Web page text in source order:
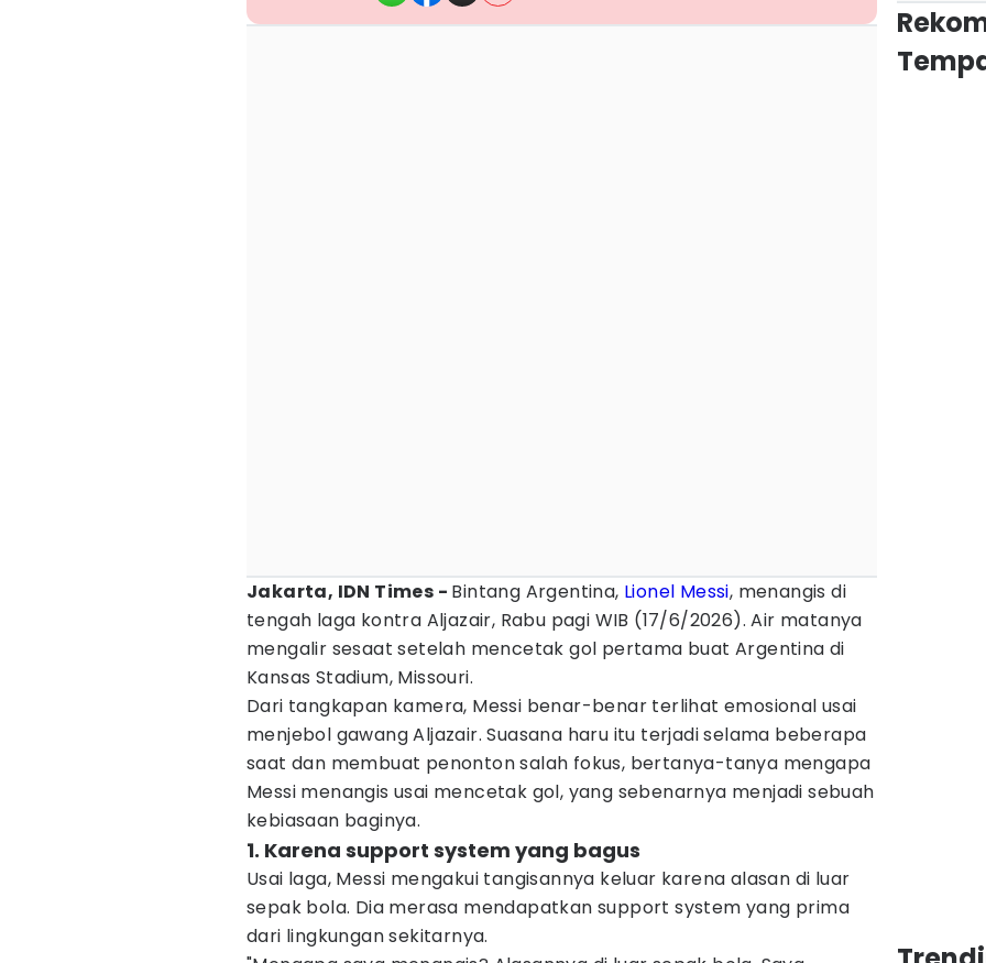
Jakarta, IDN Times - Bintang Argentina, Lionel Messi, menangis di
tengah laga kontra Aljazair, Rabu pagi WIB (17/6/2026). Air matanya
mengalir sesaat setelah mencetak gol pertama buat Argentina di
Kansas Stadium, Missouri.
Dari tangkapan kamera, Messi benar-benar terlihat emosional usai
menjebol gawang Aljazair. Suasana haru itu terjadi selama beberapa
saat dan membuat penonton salah fokus, bertanya-tanya mengapa
Messi menangis usai mencetak gol, yang sebenarnya menjadi sebuah
kebiasaan baginya.
1. Karena support system yang bagus
Usai laga, Messi mengakui tangisannya keluar karena alasan di luar
sepak bola. Dia merasa mendapatkan support system yang prima
dari lingkungan sekitarnya.